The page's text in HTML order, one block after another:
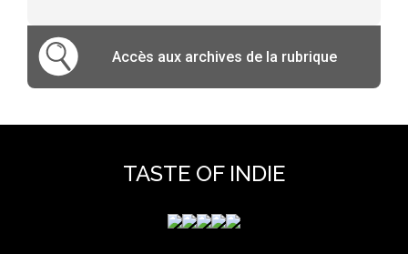
Accès aux archives de la rubrique
TASTE OF INDIE